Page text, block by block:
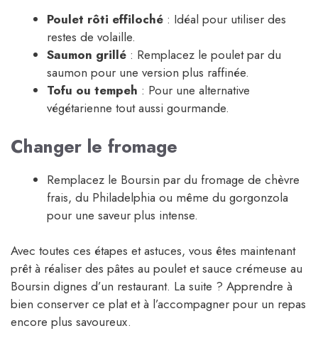
Poulet rôti effiloché : Idéal pour utiliser des
restes de volaille.
Saumon grillé : Remplacez le poulet par du
saumon pour une version plus raffinée.
Tofu ou tempeh : Pour une alternative
végétarienne tout aussi gourmande.
Changer le fromage
Remplacez le Boursin par du fromage de chèvre
frais, du Philadelphia ou même du gorgonzola
pour une saveur plus intense.
Avec toutes ces étapes et astuces, vous êtes maintenant
prêt à réaliser des pâtes au poulet et sauce crémeuse au
Boursin dignes d’un restaurant. La suite ? Apprendre à
bien conserver ce plat et à l’accompagner pour un repas
encore plus savoureux.